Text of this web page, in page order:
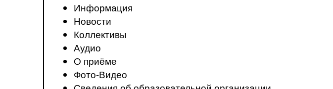
Информация
Новости
Коллективы
Аудио
О приёме
Фото-Видео